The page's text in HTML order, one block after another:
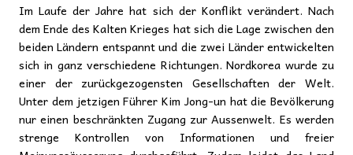
Im Laufe der Jahre hat sich der Konflikt verändert. Nach
dem Ende des Kalten Krieges hat sich die Lage zwischen den
beiden Ländern entspannt und die zwei Länder entwickelten
sich in ganz verschiedene Richtungen. Nordkorea wurde zu
einer der zurückgezogensten Gesellschaften der Welt.
Unter dem jetzigen Führer Kim Jong-un hat die Bevölkerung
nur einen beschränkten Zugang zur Aussenwelt. Es werden
strenge Kontrollen von Informationen und freier